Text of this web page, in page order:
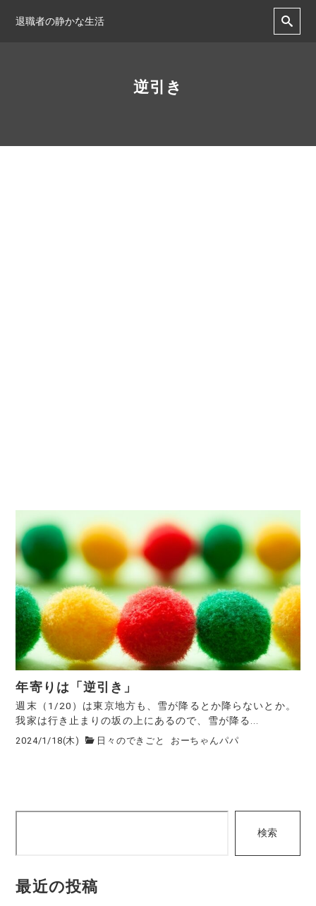
退職者の静かな生活
逆引き
年寄りは「逆引き」
週末（1/20）は東京地方も、雪が降るとか降らないとか。
我家は行き止まりの坂の上にあるので、雪が降る...
2024/1/18(木) 日々のできごと おーちゃんパパ
検索
最近の投稿